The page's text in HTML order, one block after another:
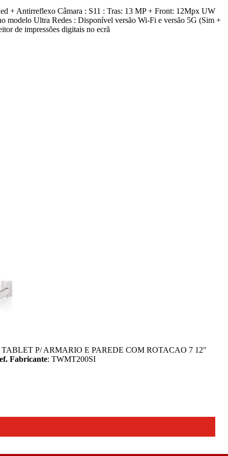
+ Antirreflexo Câmara : S11 : Tras: 13 MP + Front: 12Mpx UW
Ultra Redes : Disponível versão Wi-Fi e versão 5G (Sim +
de impressões digitais no ecrã
TABLET P/ ARMARIO E PAREDE COM ROTACAO 7 12"
Fabricante: TWMT200SI